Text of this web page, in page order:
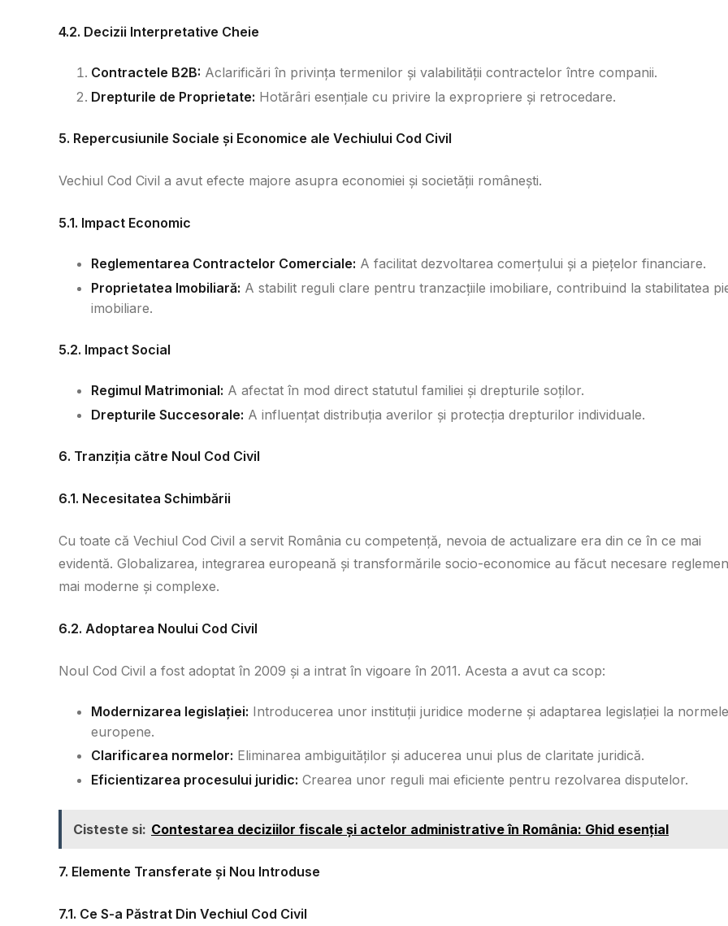
4.2. Decizii Interpretative Cheie
Contractele B2B: Aclarificări în privința termenilor și valabilității contractelor între companii.
Drepturile de Proprietate: Hotărâri esențiale cu privire la expropriere și retrocedare.
5. Repercusiunile Sociale și Economice ale Vechiului Cod Civil
Vechiul Cod Civil a avut efecte majore asupra economiei și societății românești.
5.1. Impact Economic
Reglementarea Contractelor Comerciale: A facilitat dezvoltarea comerțului și a piețelor financiare.
Proprietatea Imobiliară: A stabilit reguli clare pentru tranzacțiile imobiliare, contribuind la stabilitatea
imobiliare.
5.2. Impact Social
Regimul Matrimonial: A afectat în mod direct statutul familiei și drepturile soților.
Drepturile Succesorale: A influențat distribuția averilor și protecția drepturilor individuale.
6. Tranziția către Noul Cod Civil
6.1. Necesitatea Schimbării
Cu toate că Vechiul Cod Civil a servit România cu competență, nevoia de actualizare era din ce în ce mai
evidentă. Globalizarea, integrarea europeană și transformările socio-economice au făcut necesare
mai moderne și complexe.
6.2. Adoptarea Noului Cod Civil
Noul Cod Civil a fost adoptat în 2009 și a intrat în vigoare în 2011. Acesta a avut ca scop:
Modernizarea legislației: Introducerea unor instituții juridice moderne și adaptarea legislației la normele
europene.
Clarificarea normelor: Eliminarea ambiguităților și aducerea unui plus de claritate juridică.
Eficientizarea procesului juridic: Crearea unor reguli mai eficiente pentru rezolvarea disputelor.
Cisteste si: Contestarea deciziilor fiscale și actelor administrative în România: Ghid esențial
7. Elemente Transferate și Nou Introduse
7.1. Ce S-a Păstrat Din Vechiul Cod Civil